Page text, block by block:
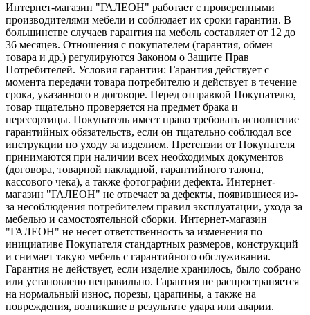
Интернет-магазин "ГАЛЕОН" работает с проверенными
производителями мебели и соблюдает их сроки гарантии. В
большинстве случаев гарантия на мебель составляет от 12 до
36 месяцев. Отношения с покупателем (гарантия, обмен
товара и др.) регулируются Законом о Защите Прав
Потребителей. Условия гарантии: Гарантия действует с
момента передачи товара потребителю и действует в течение
срока, указанного в договоре. Перед отправкой Покупателю,
товар тщательно проверяется на предмет брака и
пересортицы. Покупатель имеет право требовать исполнение
гарантийных обязательств, если он тщательно соблюдал все
инструкции по уходу за изделием. Претензии от Покупателя
принимаются при наличии всех необходимых документов
(договора, товарной накладной, гарантийного талона,
кассового чека), а также фотографии дефекта. Интернет-
магазин "ГАЛЕОН" не отвечает за дефекты, появившиеся из-
за несоблюдения потребителем правил эксплуатации, ухода за
мебелью и самостоятельной сборки. Интернет-магазин
"ГАЛЕОН" не несет ответственность за изменения по
инициативе Покупателя стандартных размеров, конструкций
и снимает такую мебель с гарантийного обслуживания.
Гарантия не действует, если изделие хранилось, было собрано
или установлено неправильно. Гарантия не распространяется
на нормальный износ, порезы, царапины, а также на
повреждения, возникшие в результате удара или аварии.